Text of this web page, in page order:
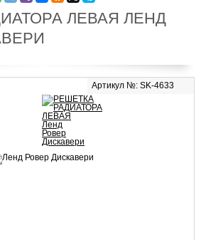
ЛЕВАЯ ЛЕНД
Артикул №: SK-4633